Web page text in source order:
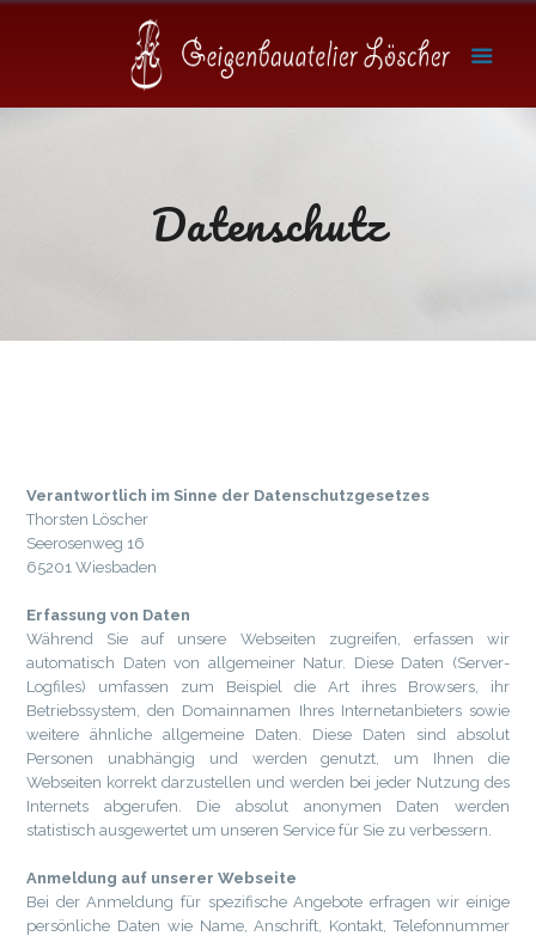
Datenschutz
Verantwortlich im Sinne der Datenschutzgesetzes
Thorsten Löscher
Seerosenweg 16
65201 Wiesbaden
Erfassung von Daten
Während Sie auf unsere Webseiten zugreifen, erfassen wir
automatisch Daten von allgemeiner Natur. Diese Daten (Server-
Logfiles) umfassen zum Beispiel die Art ihres Browsers, ihr
Betriebssystem, den Domainnamen Ihres Internetanbieters sowie
weitere ähnliche allgemeine Daten. Diese Daten sind absolut
Personen unabhängig und werden genutzt, um Ihnen die
Webseiten korrekt darzustellen und werden bei jeder Nutzung des
Internets abgerufen. Die absolut anonymen Daten werden
statistisch ausgewertet um unseren Service für Sie zu verbessern.
Anmeldung auf unserer Webseite
Bei der Anmeldung für spezifische Angebote erfragen wir einige
persönliche Daten wie Name, Anschrift, Kontakt, Telefonnummer